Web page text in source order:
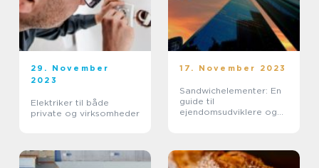
29. November
2023
Elektriker til både
private og virksomheder
17. November 2023
Sandwichelementer: En
guide til
ejendomsudviklere og